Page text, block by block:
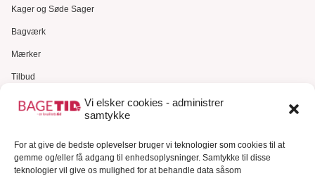
Vi elsker cookies - administrer
samtykke
For at give de bedste oplevelser bruger vi teknologier som cookies til at
gemme og/eller få adgang til enhedsoplysninger. Samtykke til disse
teknologier vil give os mulighed for at behandle data såsom
Kager og Søde Sager
Bagværk
Mærker
Tilbud
Gavekort
Kundeservice
Kundeservice
FAQ – Ofte stillede spørgsmål